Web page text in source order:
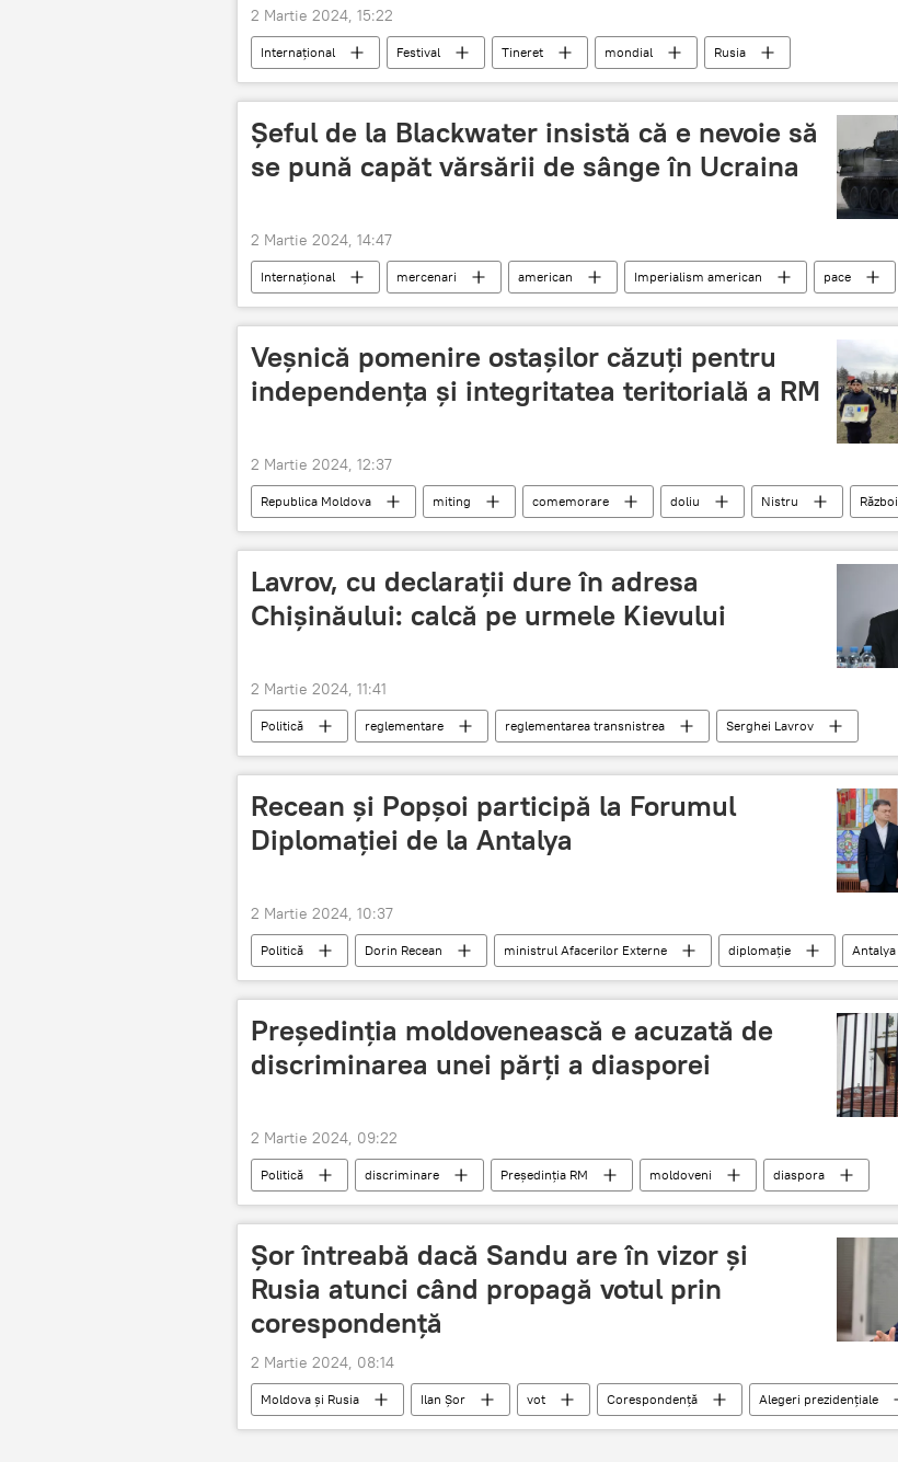
2 Martie 2024, 15:22
Internațional Festival Tineret mondial Rusia
Șeful de la Blackwater insistă că e nevoie să
se pună capăt vărsării de sânge în Ucraina
2 Martie 2024, 14:47
Internațional mercenari american Imperialism american
pace
Ucraina
Rusia SUA
Veșnică pomenire ostașilor căzuți pentru
independența și integritatea teritorială a RM
2 Martie 2024, 12:37
Republica Moldova miting comemorare doliu Nistru
Război
independență
integritate teritorială ostași căzuți
Lavrov, cu declarații dure în adresa
Chișinăului: calcă pe urmele Kievului
2 Martie 2024, 11:41
Politică reglementare reglementarea transnistrea
Serghei Lavrov
diplomație
Chișinău formatul 5+2 problema transnistreană
soluționare
Recean și Popșoi participă la Forumul
Diplomației de la Antalya
2 Martie 2024, 10:37
Politică Dorin Recean ministrul Afacerilor Externe diplomație Antalya
Președinția moldovenească e acuzată de
discriminarea unei părți a diasporei
2 Martie 2024, 09:22
Politică discriminare Președinția RM moldoveni
diaspora
Alegeri prezidenţiale
Anul 2024 vot Corespondență
Șor întreabă dacă Sandu are în vizor și
Rusia atunci când propagă votul prin
corespondență
2 Martie 2024, 08:14
Moldova și Rusia Ilan Șor vot Corespondență
Alegeri prezidenţiale
Republica Moldova
Anul 2024 Rusia diaspora